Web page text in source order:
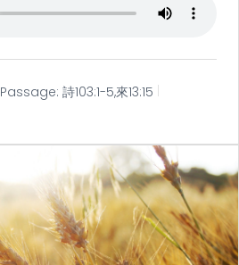
Passage: 詩103:1-5,來13:15